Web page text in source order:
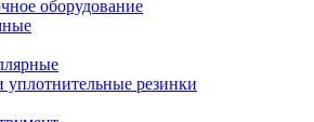
оборудование
резинки